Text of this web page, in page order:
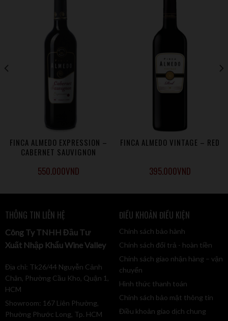
Finca Almedo Expression có màu đỏ sậm óng ánh ánh tím,
hương quả mọng đỏ và gia vị. Rượu có cấu trúc hài hòa,
độ chát dai dẳng nhưng tròn trịa đặc trưng của rượu vang
được lão hóa lâu.
Tasting note
nhưng tròn trịa nên giảm cảm giác khô miệng khi uống.
Hậu vị kéo dài với hương trái cây và gia vị.
Thực phẩm kết hợp
Món ăn nhiều gia vị, thịt hầm, thịt nướng và thịt quay, …
FINCA ALMEDO EXPRESSION –
CABERNET SAUVIGNON
550.000VND
FINCA ALMEDO VINTAGE – RED
395.000VND
THÔNG TIN LIÊN HỆ
Công Ty TNHH Đầu Tư
Xuất Nhập Khẩu Wine Valley
Địa chỉ: Tk26/44 Nguyễn Cảnh
Chân, Phường Cầu Kho, Quận 1,
HCM
Showroom: 167 Liên Phường,
Phường Phước Long, Tp. HCM
ĐIỀU KHOẢN ĐIỀU KIỆN
Chính sách bảo hành
Chính sách đổi trả - hoàn tiền
Chính sách giao nhận hàng – vận
chuyển
Hình thức thanh toán
Chính sách bảo mật thông tin
Điều khoản giao dịch chung